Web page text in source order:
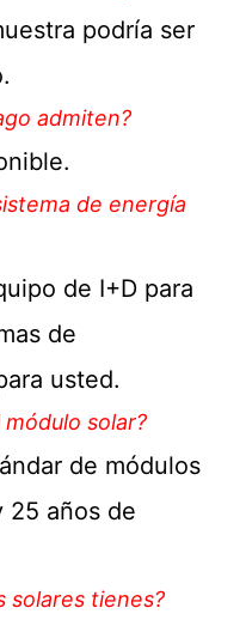
podría ser
admiten?
de energía
de I+D para
de
usted.
solar?
de módulos
25 años de
solares tienes?